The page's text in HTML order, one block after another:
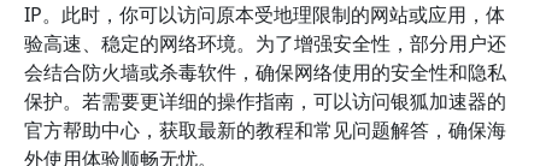
IP。此时，你可以访问原本受地理限制的网站或应用，体
验高速、稳定的网络环境。为了增强安全性，部分用户还
会结合防火墙或杀毒软件，确保网络使用的安全性和隐私
保护。若需要更详细的操作指南，可以访问银狐加速器的
官方帮助中心，获取最新的教程和常见问题解答，确保海
外使用体验顺畅无忧。